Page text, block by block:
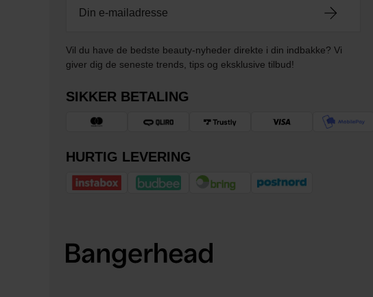
Vil du have de bedste beauty-nyheder direkte i din indbakke? Vi
giver dig de seneste trends, tips og eksklusive tilbud!
SIKKER BETALING
HURTIG LEVERING